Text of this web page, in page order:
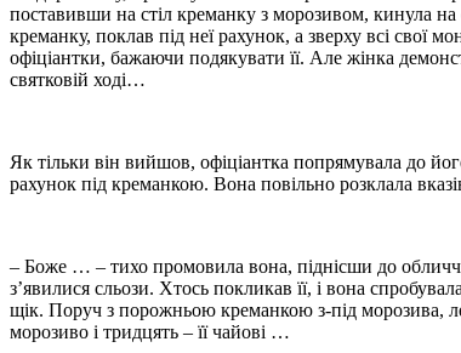
поставивши на стіл креманку з морозивом, кинула
креманку, поклав під неї рахунок, а зверху всі свої
офіціантки, бажаючи подякувати її. Але жінка
святковій ході…
Як тільки він вийшов, офіціантка попрямувала до
рахунок під креманкою. Вона повільно розклала
– Боже … – тихо промовила вона, піднісши до
з’явилися сльози. Хтось покликав її, і вона
щік. Поруч з порожньою креманкою з-під морозива,
морозиво і тридцять – її чайові …